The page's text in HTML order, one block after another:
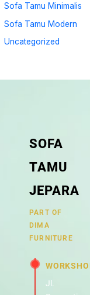
Sofa Tamu Minimalis
Sofa Tamu Modern
Uncategorized
SOFA
TAMU
JEPARA
PART OF
DIMA
FURNITURE
Jl.